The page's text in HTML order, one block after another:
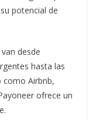
potencial de
desde
hasta las
como Airbnb,
ofrece un